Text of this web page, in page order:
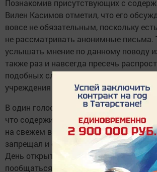
Познакомив присутствующих с
Вилен Касимов отметил, что его
вовсе не обязательным, поскольку
не рассматривать анонимные письма.
услышать мнение по данному поводу
также раз и навсегда пресечь
подобных слухов - было делом чести
учреждения и членов
В один голос жители Дома-интерната
что содержимое анонимного письма
на свежем воздухе им никто до сего
запрещал и они готовы организовать
День открытых дверей, чтобы
пообщаться и увидеть условия